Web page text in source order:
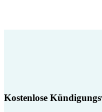
Kostenlose